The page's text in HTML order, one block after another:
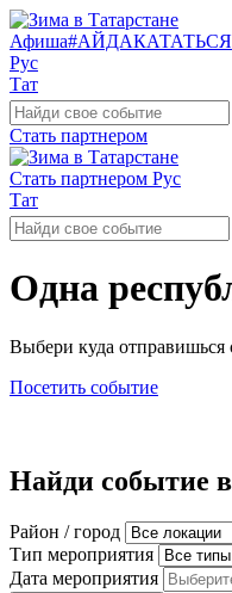
Афиша#АЙДАКАТАТЬСЯ
Рус
Тат
Поиск
по
сайту
Стать партнером
Стать партнером Рус
Тат
Поиск
по
Одна
Выбери куда отправишься
Посетить событие
Найди событие
Район / город
Тип мероприятия
Дата мероприятия